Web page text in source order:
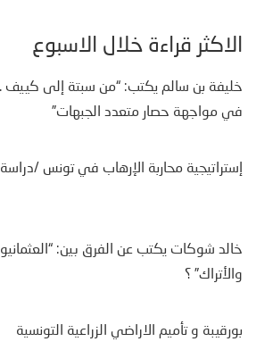
الأكثر قراءة خلال الأسبوع
خليفة بن سالم يكتب: “من سبتة إلى كييف ..
في مواجهة حصار متعدد الجبهات”
إستراتيجية محاربة الإرهاب في تونس /
خالد شوكات يكتب عن الفرق بين:
والأتراك” ؟
بورقيبة و تأميم الاراضي الزراعية التونسية